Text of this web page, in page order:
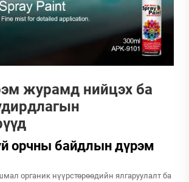
журамд нийцэх ба
орчны байдлын дүрэм
органик нүүрстөрөөдийн ялгаруулалт ба